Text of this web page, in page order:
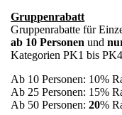
Gruppenrabatt
Gruppenrabatte für
ab 10 Personenund
Kategorien PK1 bis
Ab 10 Personen: 10%
Ab 25 Personen: 15%
Ab 50 Personen:20%